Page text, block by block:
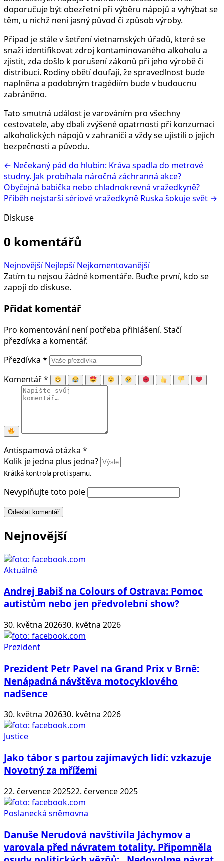
doporučuje být obezřetní při výběru nápojů a vyhýbat se
těm, u nichž není jasný původ či způsob výroby.
Případ je stále v šetření vietnamských úřadů, které se
snaží identifikovat zdroj kontaminovaného alkoholu a
zjistit, zda došlo k porušení zákonů při jeho výrobě či
distribuci. Rodiny obětí doufají, že spravedlnost bude
naplněna a podobným tragédiím bude v budoucnu
zabráněno.
Tato smutná událost je varováním pro všechny
cestovatele, aby dbali zvýšené opatrnosti při konzumaci
alkoholických nápojů v zahraničí a vždy se ujistili o jejich
bezpečnosti a původu.
← Nečekaný pád do hlubin: Kráva spadla do metrové
studny. Jak probíhala náročná záchranná akce?
Obyčejná babička nebo chladnokrevná vražedkyně?
Příběh nejstarší sériové vražedkyně Ruska šokuje svět →
Diskuse
0 komentářů
Nejnovější Nejlepší Nejkomentovanější
Zatím tu nejsou žádné komentáře. Buďte první, kdo se
zapojí do diskuse.
Přidat komentář
Pro komentování není potřeba přihlášení. Stačí
přezdívka a komentář.
Přezdívka *
Komentář*
Antispamová otázka *
Kolik je jedna plus jedna?
Krátká kontrola proti spamu.
Nevyplňujte toto pole
Odeslat komentář
Nejnovější
Aktuálně
Andrej Babiš na Colours of Ostrava: Pomoc
autistům nebo jen předvolební show?
30. května 202630. května 2026
Prezident
Prezident Petr Pavel na Grand Prix v Brně:
Nenápadná návštěva motocyklového
nadšence
30. května 202630. května 2026
Justice
Jako tábor s partou zajímavých lidí: vzkazuje
Novotný za mřížemi
22. července 202522. července 2025
Poslanecká sněmovna
Danuše Nerudová navštívila Jáchymov a
varovala před návratem totality. Připomněla